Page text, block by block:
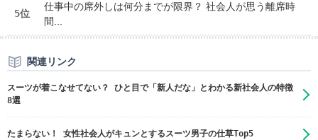
5位
仕事中の席外しは何分までが限界？ 社会人が思う離席時
間...
関連リンク
スーツが着こなせてない？ ひと目で「新人だな」とわかる新社会人の特徴
8選
たまらない！ 女性社会人がキュンとするスーツ男子の仕草Top5